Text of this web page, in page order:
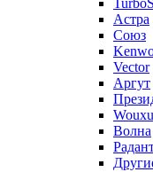
Астра
Союз
Vector
Аргут
Волна